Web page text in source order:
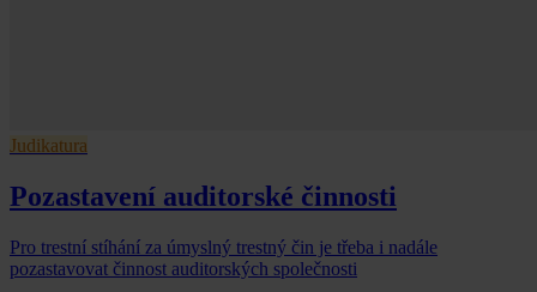
Judikatura
Pozastavení auditorské činnosti
Pro trestní stíhání za úmyslný trestný čin je třeba i nadále
pozastavovat činnost auditorských společnosti